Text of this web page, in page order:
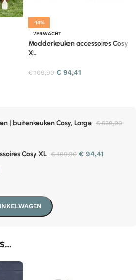
-14%
VERWACHT
Modderkeuken accessoires Cosy
XL
€109,90 € 94,41
| buitenkeuken Cosy, Large €539,90
Cosy XL €109,90 € 94,41